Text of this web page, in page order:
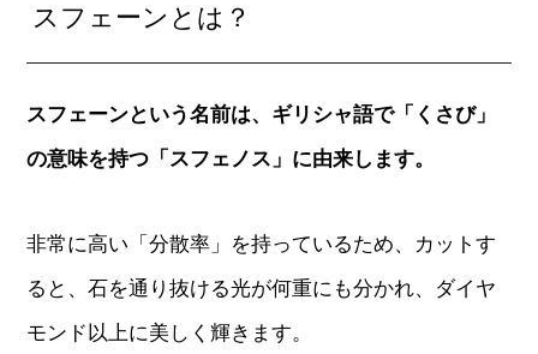
スフェーンとは？
スフェーンという名前は、ギリシャ語で「くさび」
の意味を持つ「スフェノス」に由来します。
非常に高い「分散率」を持っているため、カットす
ると、石を通り抜ける光が何重にも分かれ、ダイヤ
モンド以上に美しく輝きます。